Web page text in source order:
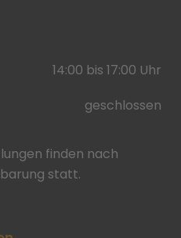
14:00 bis 17:00 Uhr
geschlossen
finden nach
statt.